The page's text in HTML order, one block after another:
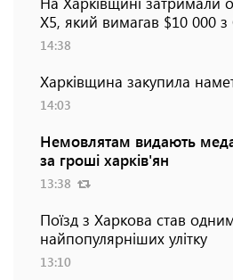
Х5, який вимагав $10 000
14:38
Харківщина закупила
14:03
Немовлятам видають
за гроші харків'ян
13:38
Поїзд з Харкова став
найпопулярніших улітку
13:10